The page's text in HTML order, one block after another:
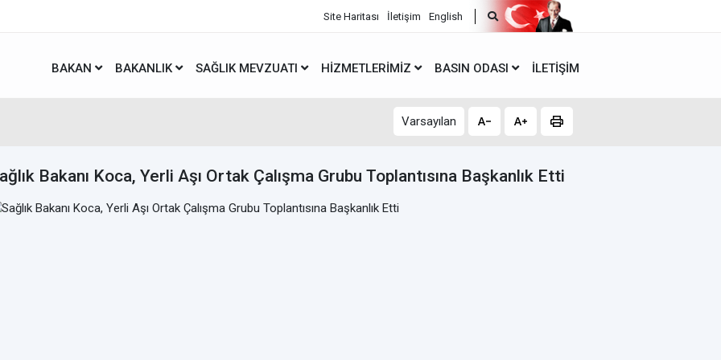
Site Haritası İletişim English
BAKAN BAKANLIK SAĞLIK MEVZUATI HIZMETLERIMIZ BASIN ODASI İLETIŞIM
Varsayılan
Bakanı Koca, Yerli Aşı Ortak Çalışma Grubu Toplantısına Başkanlık Etti